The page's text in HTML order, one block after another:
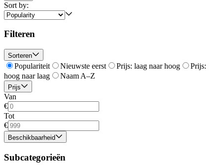
Sort by:
Filteren
Sorteren
Populariteit Nieuwste eerst Prijs: laag naar hoog
Prijs:
hoog naar laag
Naam A–Z
Prijs
Van
€
Tot
€
Beschikbaarheid
Subcategorieën